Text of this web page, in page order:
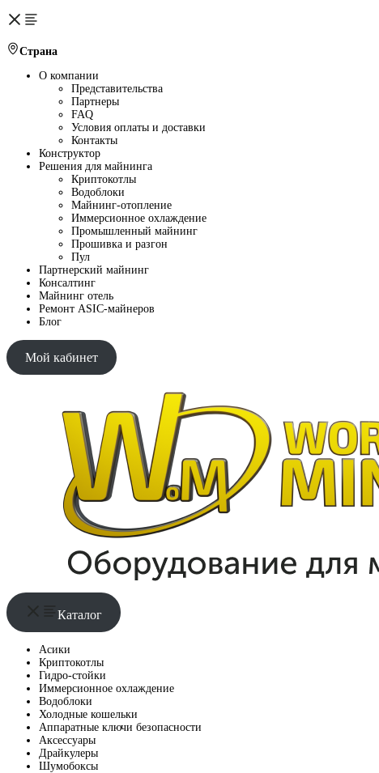
Страна
О компании
Представительства
Партнеры
FAQ
Условия оплаты и доставки
Контакты
Конструктор
Решения для майнинга
Криптокотлы
Водоблоки
Майнинг-отопление
Иммерсионное охлаждение
Промышленный майнинг
Прошивка и разгон
Пул
Партнерский майнинг
Консалтинг
Майнинг отель
Ремонт ASIC-майнеров
Блог
Мой кабинет
Каталог
Асики
Криптокотлы
Гидро-стойки
Иммерсионное охлаждение
Водоблоки
Холодные кошельки
Аппаратные ключи безопасности
Аксессуары
Драйкулеры
Шумобоксы